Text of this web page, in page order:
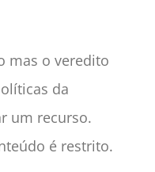
mas o veredito
da
um recurso.
é restrito.